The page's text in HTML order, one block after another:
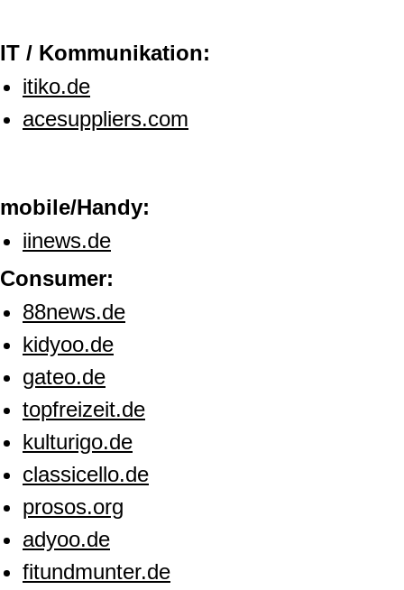
IT / Kommunikation:
itiko.de
acesuppliers.com
mobile/Handy:
iinews.de
Consumer:
88news.de
kidyoo.de
gateo.de
topfreizeit.de
kulturigo.de
classicello.de
prosos.org
adyoo.de
fitundmunter.de